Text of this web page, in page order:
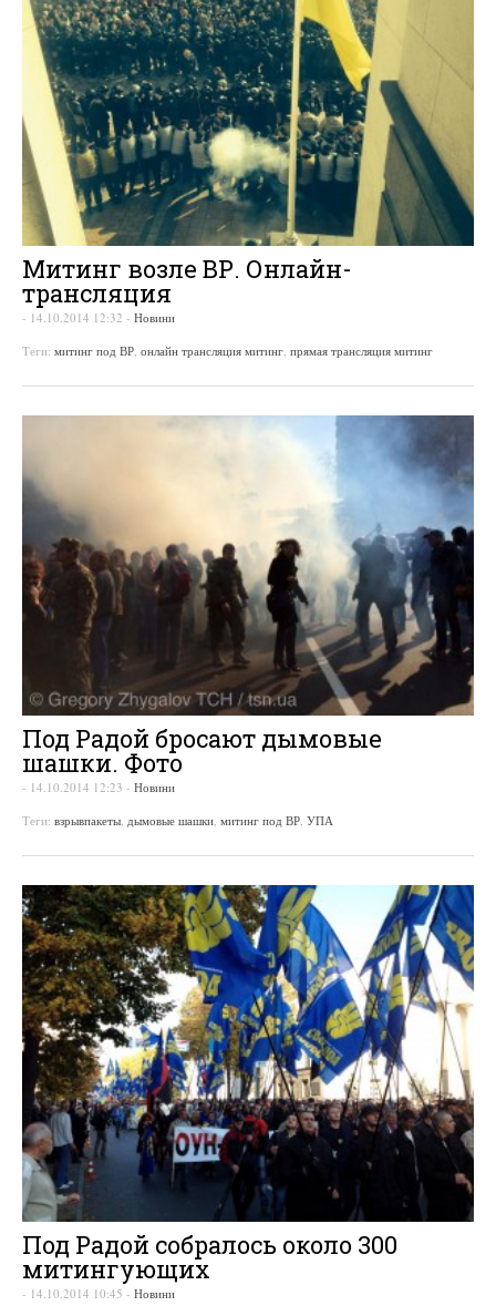
Митинг возле ВР. Онлайн-
трансляция
- 14.10.2014 12:32 - Новини
Теги: митинг под ВР, онлайн трансляция митинг, прямая трансляция митинг
Под Радой бросают дымовые
шашки. Фото
- 14.10.2014 12:23 - Новини
Теги: взрывпакеты дымовые шашки митинг под ВР УПА
Под Радой собралось около 300
митингующих
- 14.10.2014 10:45 - Новини